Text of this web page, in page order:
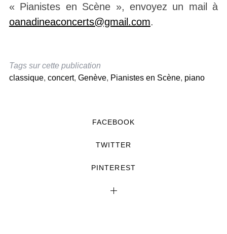
« Pianistes en Scène », envoyez un mail à
oanadineaconcerts@gmail.com.
Tags sur cette publication
classique, concert, Genève, Pianistes en Scène, piano
FACEBOOK
TWITTER
PINTEREST